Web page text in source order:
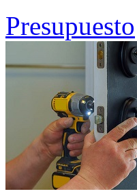
Presupuesto